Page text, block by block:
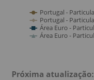
Próxima atualização: